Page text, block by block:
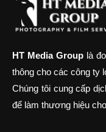
HT Media Grouplà
thông cho các công ty
Chúng tôi cung cấp
để làm thương hiệu